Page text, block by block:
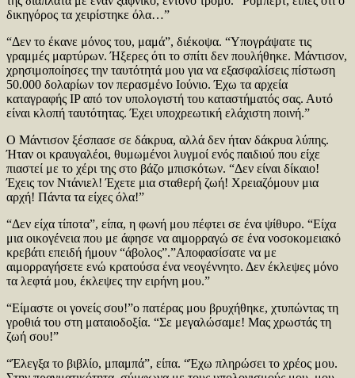
δικηγόρος τα χειρίστηκε όλα…”
“Δεν το έκανε μόνος του, μαμά”, διέκοψα. “Υπογράψατε τις
γραμμές μαρτύρων. Ήξερες ότι το σπίτι δεν πουλήθηκε. Μάντισον,
χρησιμοποίησες την ταυτότητά μου για να εξασφαλίσεις πίστωση
50.000 δολαρίων τον περασμένο Ιούνιο. Έχω τα αρχεία
καταγραφής IP από τον υπολογιστή του καταστήματός σας. Αυτό
είναι κλοπή ταυτότητας. Έχει υποχρεωτική ελάχιστη ποινή.”
Ο Μάντισον ξέσπασε σε δάκρυα, αλλά δεν ήταν δάκρυα λύπης.
Ήταν οι κραυγαλέοι, θυμωμένοι λυγμοί ενός παιδιού που είχε
πιαστεί με το χέρι της στο βάζο μπισκότων. “Δεν είναι δίκαιο!
Έχεις τον Ντάνιελ! Έχετε μια σταθερή ζωή! Χρειαζόμουν μια
αρχή! Πάντα τα είχες όλα!”
“Δεν είχα τίποτα”, είπα, η φωνή μου πέφτει σε ένα ψίθυρο. “Είχα
μια οικογένεια που με άφησε να αιμορραγώ σε ένα νοσοκομειακό
κρεβάτι επειδή ήμουν “άβολος”.”Αποφασίσατε να με
αιμορραγήσετε ενώ κρατούσα ένα νεογέννητο. Δεν έκλεψες μόνο
τα λεφτά μου, έκλεψες την ειρήνη μου.”
“Είμαστε οι γονείς σου!”ο πατέρας μου βρυχήθηκε, χτυπώντας τη
γροθιά του στη ματαιοδοξία. “Σε μεγαλώσαμε! Μας χρωστάς τη
ζωή σου!”
“Έλεγξα το βιβλίο, μπαμπά”, είπα. “Έχω πληρώσει το χρέος μου.